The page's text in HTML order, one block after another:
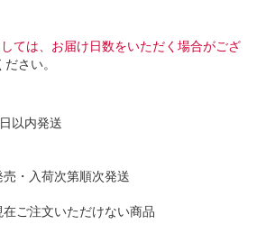
ては、お届け日数をいただく場合がござ
さい。
以内発送
・入荷次第順次発送
ご注文いただけない商品